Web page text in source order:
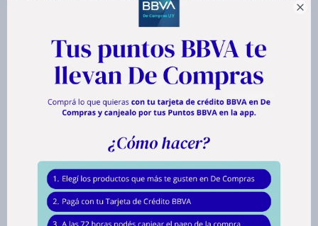

con poco o nada de aceite añadido.
(hasta para 6 personas) es ideal para familias grandes o para ocasiones
especiales en las que recibas invitados.
AHORRO ENERGÉTICO:
Easy Fry Max de Moulinex ahorra hasta un
70 % de energía y un 46 % de tiempo,* para cocinar en casa con total
comparación con un horno de convección de Moulinex).
PANTALLA TÁCTIL DIGITAL: equipada con un panel de control
digital intuitivo y fácil de usar, para cocinar en casa sin preocupaciones.
PROGRAMAS AUTOMÁTICOS: olvídate de supervisar la cocción y